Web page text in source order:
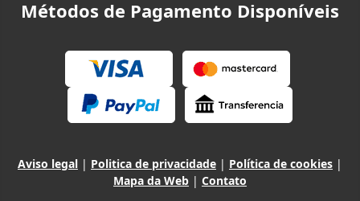
Métodos de Pagamento Disponíveis
Aviso legal | Politica de privacidade | Política de cookies |
Mapa da Web | Contato